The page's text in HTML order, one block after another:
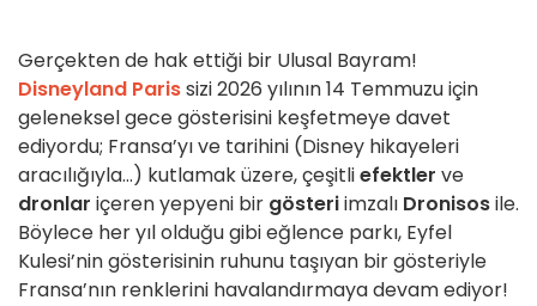
Gerçekten de hak ettiği bir Ulusal Bayram!
Disneyland Parissizi 2026 yılının 14 Temmuzu için
geleneksel gece gösterisini keşfetmeye davet
ediyordu; Fransa’yı ve tarihini (Disney hikayeleri
aracılığıyla...) kutlamak üzere, çeşitliefektler ve
dronlar içeren yepyeni bir gösteriimzalı Dronisosile.
Böylece her yıl olduğu gibi eğlence parkı, Eyfel
Kulesi’nin gösterisinin ruhunu taşıyan bir gösteriyle
Fransa’nın renklerini havalandırmaya devam ediyor!